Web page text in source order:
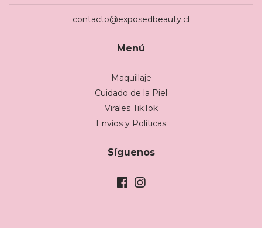
contacto@exposedbeauty.cl
Menú
Maquillaje
Cuidado de la Piel
Virales TikTok
Envíos y Políticas
Síguenos